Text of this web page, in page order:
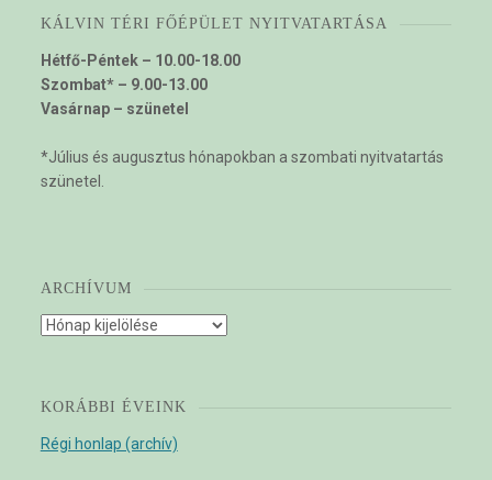
KÁLVIN TÉRI FŐÉPÜLET NYITVATARTÁSA
Hétfő-Péntek – 10.00-18.00
Szombat* – 9.00-13.00
Vasárnap – szünetel
*Július és augusztus hónapokban a szombati nyitvatartás
szünetel.
ARCHÍVUM
Archívum
KORÁBBI ÉVEINK
Régi honlap (archív)